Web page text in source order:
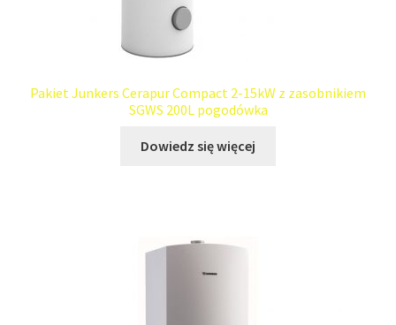
Pakiet Junkers Cerapur Compact 2-15kW z zasobnikiem
SGWS 200L pogodówka
Dowiedz się więcej